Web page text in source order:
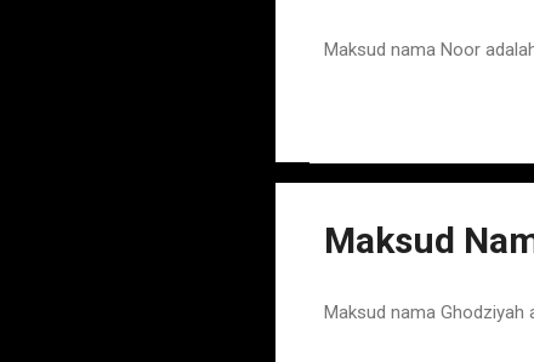
Maksud nama Noor
Maksud
Maksud nama Ghodziyah